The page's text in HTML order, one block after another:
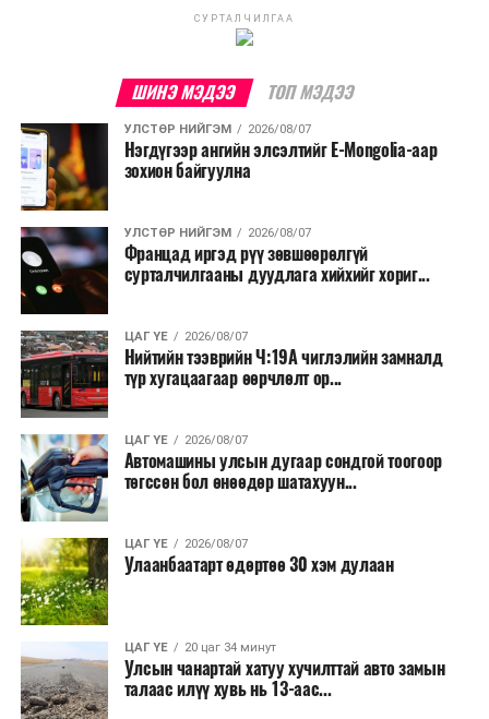
Харин дараах зардлыг хязгаарлахаар болсон байна.
шийдвэртэйгээс бусад хурал, зөвлөгөөн, ой,
тэмдэглэлт өдөр, найр наадам, соёлын арга
хэмжээ;
Урьдчилан төлөвлөсөн төрийн өндөр албан
тушаалтны томилолтоос бусад гадаад
томилолт, гадаадын зочин хүлээн авах зардал;
Зайлшгүй шаардлагагүй тоног төхөөрөмж,
тавилга, автомашин худалдан авах;
Батлан хамгаалах, хууль зүйн салбараас бусад
сургалт, дадлага;
Хуулиар заавал мэдээлэхээс бусад кино,
контент, хэвлэлийн зардал;
Заавал олгохоос бусад тэтгэмж, урамшуулал.
Санхүүгийн хэмнэлтийн горимыг 2026 оны
арванхоёрдугаар сарын 31 хүртэл мөрдөнө. Харин
эрүүл мэндийн салбар уг хэмнэлтийн горимд
хамрагдахгүй бөгөөд цэцэрлэг, сургуулийн хүүхдийн
эрт илрүүлэг, вакцинжуулалт, томуу, томуу төст
өвчний эсрэг арга хэмжээ зэрэг зайлшгүй
шаардлагатай ажлууд төлөвлөгөөний дагуу
СУРТАЛЧИЛГАА
ШИНЭ МЭДЭЭ ТОП МЭДЭЭ
УЛСТӨР НИЙГЭМ 2026/08/07
Нэгдүгээр ангийн элсэлтийг E-Mongolia-аар
зохион байгуулна
УЛСТӨР НИЙГЭМ 2026/08/07
Францад иргэд рүү зөвшөөрөлгүй
сурталчилгааны дуудлага хийхийг хориг...
ЦАГ ҮЕ 2026/08/07
Нийтийн тээврийн Ч:19А чиглэлийн замналд
түр хугацаагаар өөрчлөлт ор...
ЦАГ ҮЕ 2026/08/07
Автомашины улсын дугаар сондгой тоогоор
төгссөн бол өнөөдөр шатахуун...
ЦАГ ҮЕ 2026/08/07
Улаанбаатарт өдөртөө 30 хэм дулаан
ЦАГ ҮЕ 20 цаг 34 минут
Улсын чанартай хатуу хучилттай авто замын
талаас илүү хувь нь 13-аас...